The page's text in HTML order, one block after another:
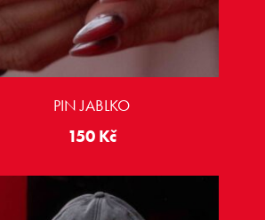
PIN JABLKO
150 Kč